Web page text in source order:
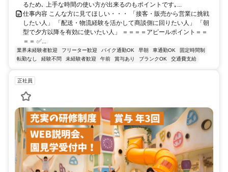
るため､ 上手な時間の使い方が出来るのもポイントです｡...
仕事内容 こんな方に見てほしい・・・ 「接客・販売から営業に挑戦
したい人」 「配送・物流経験を活かして商談側に回りたい人」 「朝
型で夕方以降を有効に使いたい人」 ＝＝＝＝アピールポイント＝＝
＝＝ ✅...
業界未経験者歓迎 フリーター歓迎 バイク通勤OK 早朝 車通勤OK
固定時間制
転勤なし
経験不問 未経験者歓迎 午前 賞与あり ブランクOK 交通費支給
正社員